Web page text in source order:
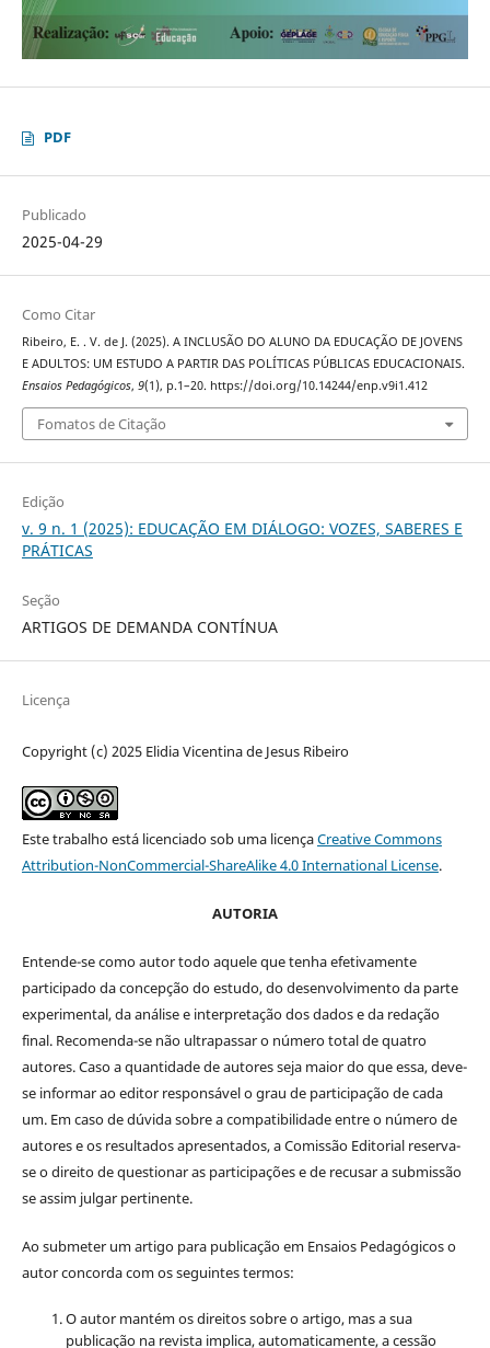
PDF
Publicado
2025-04-29
Como Citar
Ribeiro, E. . V. de J. (2025). A INCLUSÃO DO ALUNO DA EDUCAÇÃO DE JOVENS
E ADULTOS: UM ESTUDO A PARTIR DAS POLÍTICAS PÚBLICAS EDUCACIONAIS.
Ensaios Pedagógicos, 9(1), p.1–20. https://doi.org/10.14244/enp.v9i1.412
Fomatos de Citação
Edição
v. 9 n. 1 (2025): EDUCAÇÃO EM DIÁLOGO: VOZES, SABERES E
PRÁTICAS
Seção
ARTIGOS DE DEMANDA CONTÍNUA
Licença
Copyright (c) 2025 Elidia Vicentina de Jesus Ribeiro
Este trabalho está licenciado sob uma licençaCreative Commons
Attribution-NonCommercial-ShareAlike 4.0 International License.
AUTORIA
Entende-se como autor todo aquele que tenha efetivamente
participado da concepção do estudo, do desenvolvimento da parte
experimental, da análise e interpretação dos dados e da redação
final. Recomenda-se não ultrapassar o número total de quatro
autores. Caso a quantidade de autores seja maior do que essa, deve-
se informar ao editor responsável o grau de participação de cada
um. Em caso de dúvida sobre a compatibilidade entre o número de
autores e os resultados apresentados, a Comissão Editorial reserva-
se o direito de questionar as participações e de recusar a submissão
se assim julgar pertinente.
Ao submeter um artigo para publicação em Ensaios Pedagógicos o
autor concorda com os seguintes termos:
O autor mantém os direitos sobre o artigo, mas a sua
publicação na revista implica, automaticamente, a cessão